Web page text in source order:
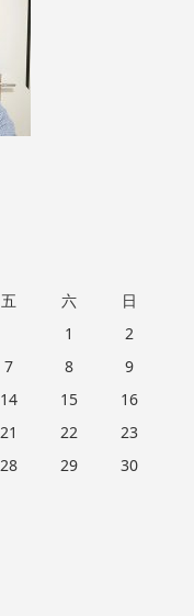
五 六
日
1
2
7 8
9
14 15
16
21 22
23
28 29
30